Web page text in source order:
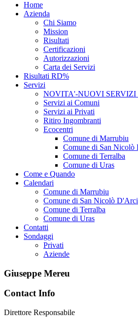
Home
Azienda
Chi Siamo
Mission
Risultati
Certificazioni
Autorizzazioni
Carta dei Servizi
Risultati RD%
Servizi
NOVITA'-NUOVI SERVIZI
Servizi ai Comuni
Servizi ai Privati
Ritiro Ingombranti
Ecocentri
Comune di Marrubiu
Comune di San Nicolò
Comune di Terralba
Comune di Uras
Come e Quando
Calendari
Comune di Marrubiu
Comune di San Nicolò
Comune di Terralba
Comune di Uras
Contatti
Sondaggi
Privati
Aziende
Giuseppe Mereu
Contact Info
Direttore Responsabile